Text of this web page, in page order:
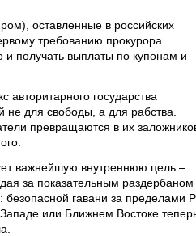
оставленные в российских
требованию прокурора.
и получать выплаты по купонам и
авторитарного государства
не для свободы, а для рабства.
превращаются в их
важнейшую внутреннюю цель –
за показательным раздербаном
безопасной гавани за пределами
или Ближнем Востоке